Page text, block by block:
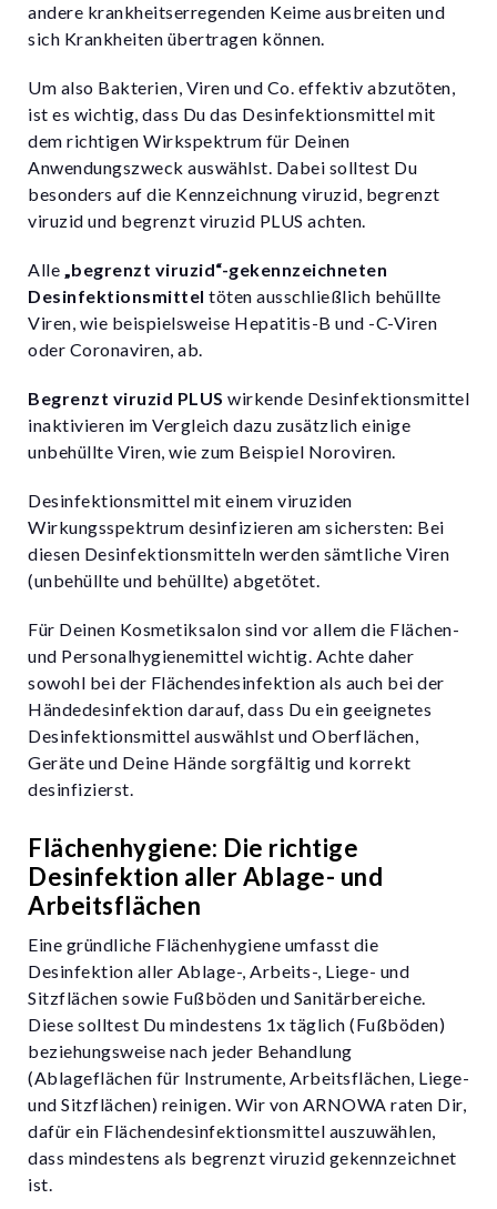
andere krankheitserregenden Keime ausbreiten und
sich Krankheiten übertragen können.
Um also Bakterien, Viren und Co. effektiv abzutöten,
ist es wichtig, dass Du das Desinfektionsmittel mit
dem richtigen Wirkspektrum für Deinen
Anwendungszweck auswählst. Dabei solltest Du
besonders auf die Kennzeichnung viruzid, begrenzt
viruzid und begrenzt viruzid PLUS achten.
Alle „begrenzt viruzid“-gekennzeichneten
Desinfektionsmittel töten ausschließlich behüllte
Viren, wie beispielsweise Hepatitis-B und -C-Viren
oder Coronaviren, ab.
Begrenzt viruzid PLUS wirkende Desinfektionsmittel
inaktivieren im Vergleich dazu zusätzlich einige
unbehüllte Viren, wie zum Beispiel Noroviren.
Desinfektionsmittel mit einem viruziden
Wirkungsspektrum desinfizieren am sichersten: Bei
diesen Desinfektionsmitteln werden sämtliche Viren
(unbehüllte und behüllte) abgetötet.
Für Deinen Kosmetiksalon sind vor allem die Flächen-
und Personalhygienemittel wichtig. Achte daher
sowohl bei der Flächendesinfektion als auch bei der
Händedesinfektion darauf, dass Du ein geeignetes
Desinfektionsmittel auswählst und Oberflächen,
Geräte und Deine Hände sorgfältig und korrekt
desinfizierst.
Flächenhygiene: Die richtige
Desinfektion aller Ablage- und
Arbeitsflächen
Eine gründliche Flächenhygiene umfasst die
Desinfektion aller Ablage-, Arbeits-, Liege- und
Sitzflächen sowie Fußböden und Sanitärbereiche.
Diese solltest Du mindestens 1x täglich (Fußböden)
beziehungsweise nach jeder Behandlung
(Ablageflächen für Instrumente, Arbeitsflächen, Liege-
und Sitzflächen) reinigen. Wir von ARNOWA raten Dir,
dafür ein Flächendesinfektionsmittel auszuwählen,
dass mindestens als begrenzt viruzid gekennzeichnet
ist.